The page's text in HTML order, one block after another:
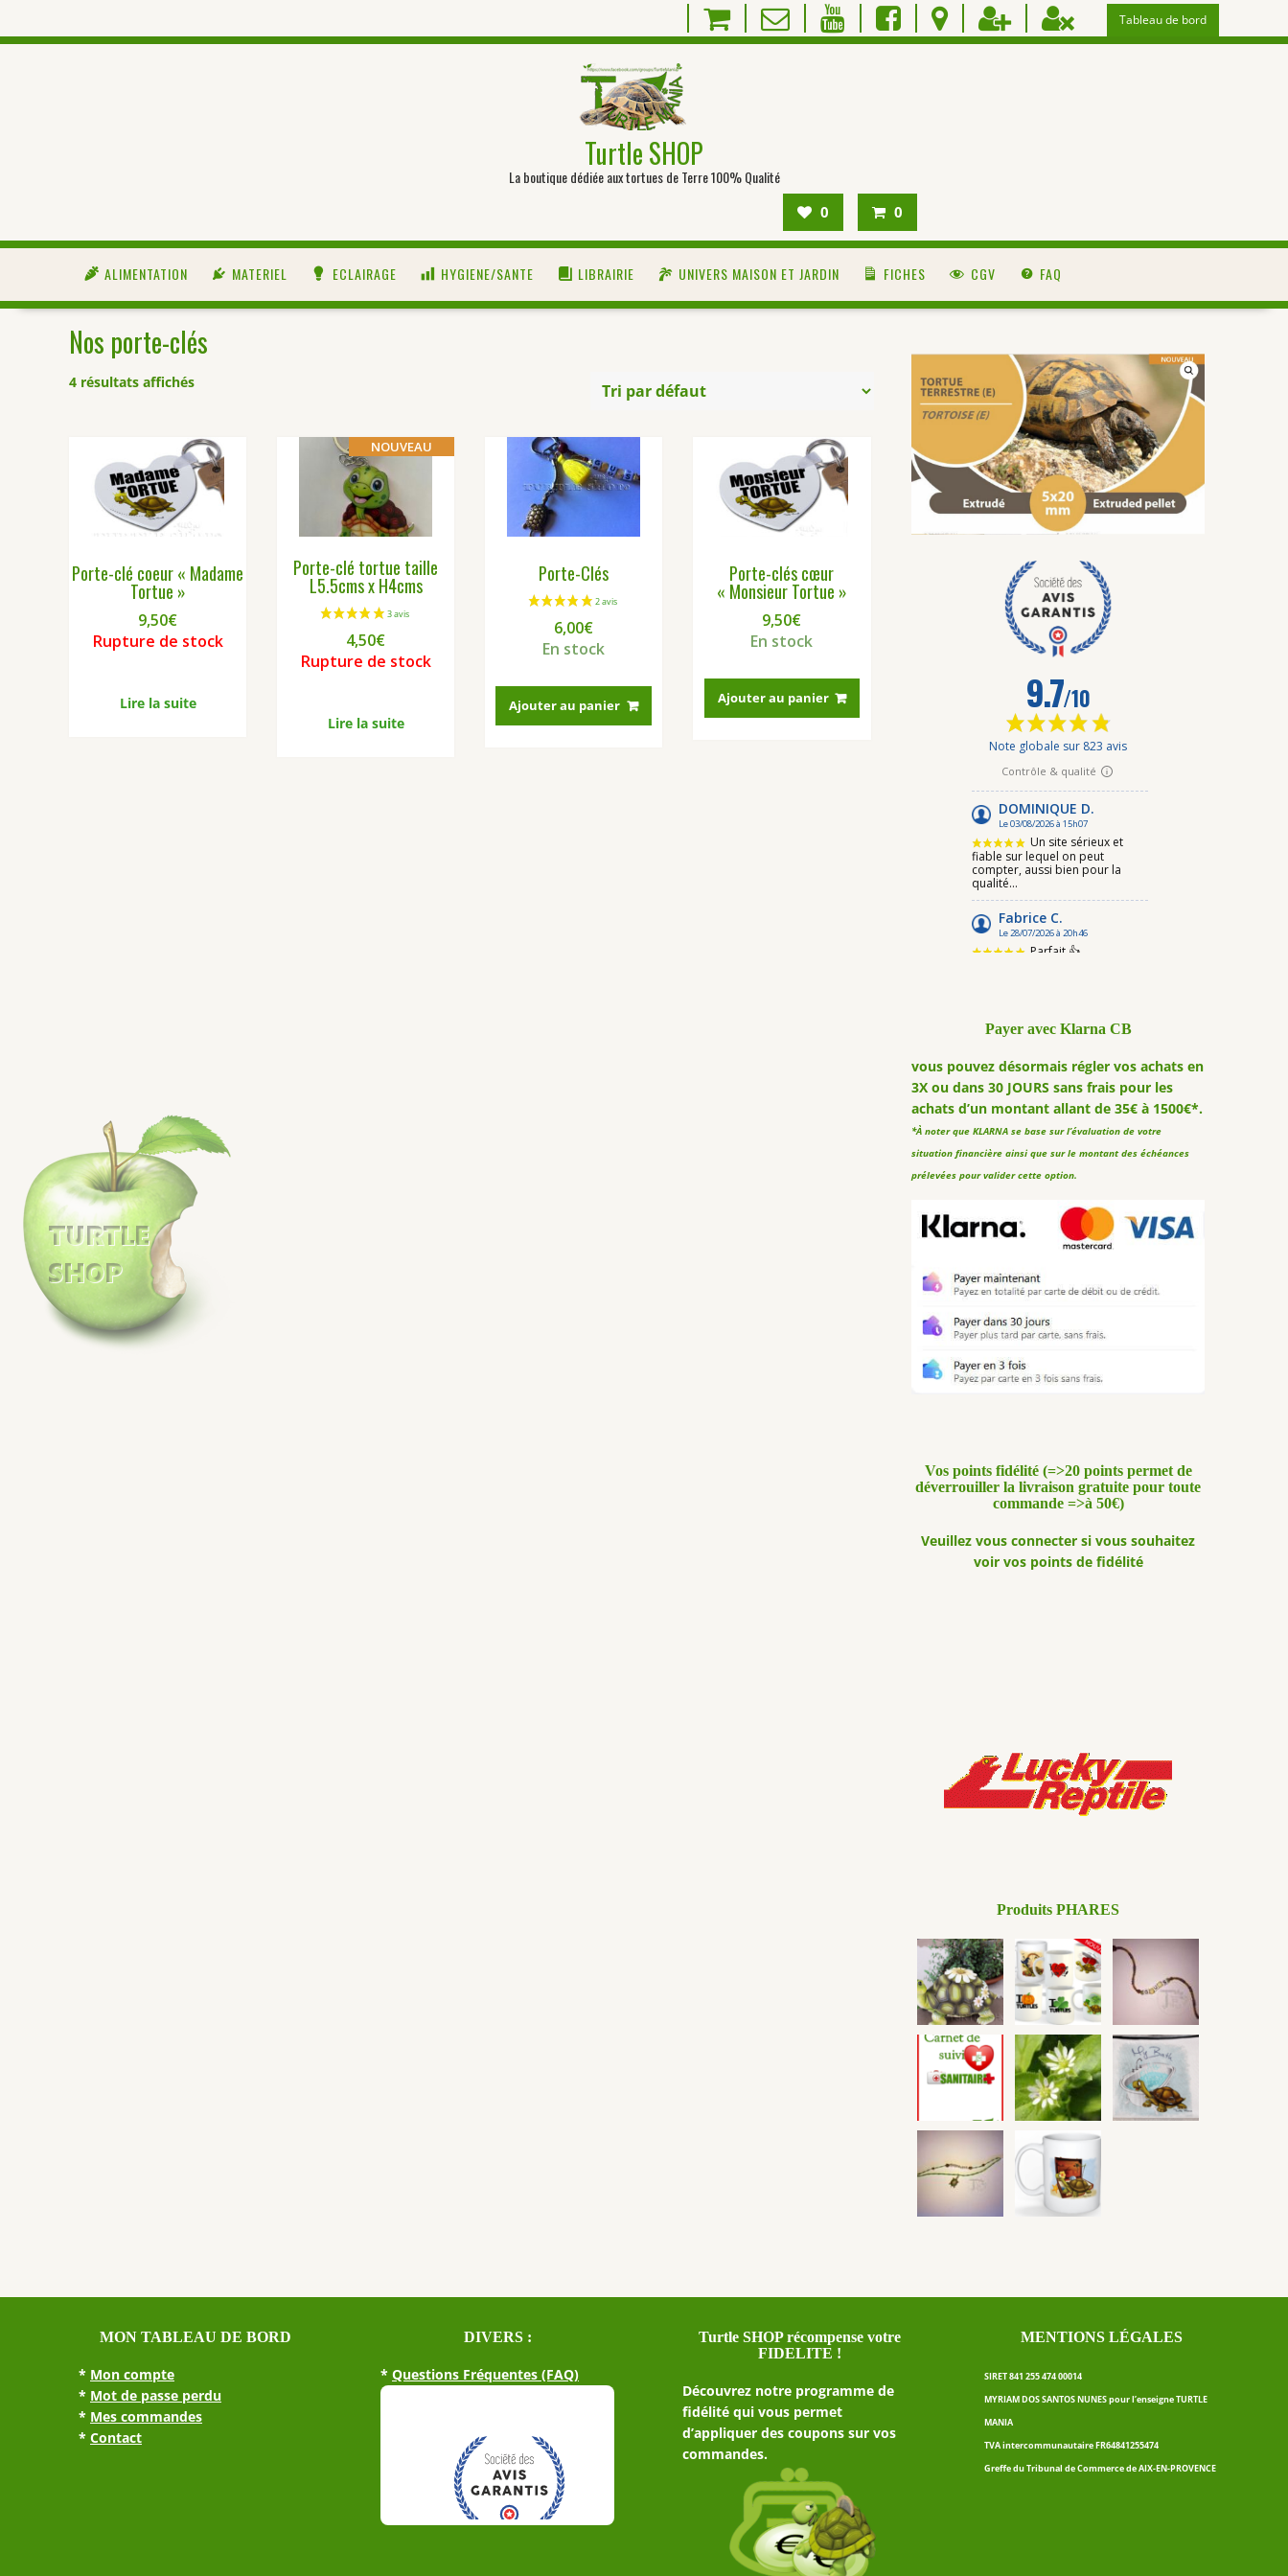
Tableau de bord
Turtle SHOP
La boutique dédiée aux tortues de Terre 100% Qualité
0 0
ALIMENTATION MATERIEL ECLAIRAGE HYGIENE/SANTE LIBRAIRIE UNIVERS MAISON ET JARDIN FICHES CGV FAQ
Nos porte-clés
4 résultats affichés
Porte-clé coeur « Madame
Tortue »
9,50€
Rupture de stock
Lire la suite
NOUVEAU
Porte-clé tortue taille
L5.5cms x H4cms
4,50€
Rupture de stock
Lire la suite
Porte-Clés
6,00€
En stock
Ajouter au panier
Porte-clés cœur
« Monsieur Tortue »
9,50€
En stock
Ajouter au panier
Payer avec Klarna CB
vous pouvez désormais régler vos achats en
3X ou dans 30 JOURS sans frais pour les
achats d’un montant allant de 35€ à 1500€*.
*À noter que KLARNA se base sur l’évaluation de votre
situation financière ainsi que sur le montant des échéances
prélevées pour valider cette option.
Vos points fidélité (=>20 points permet de
déverrouiller la livraison gratuite pour toute
commande =>à 50€)
Veuillez vous connecter si vous souhaitez
voir vos points de fidélité
Produits PHARES
MON TABLEAU DE BORD
* Mon compte
* Mot de passe perdu
* Mes commandes
* Contact
DIVERS :
* Questions Fréquentes (FAQ)
Turtle SHOP récompense votre
FIDELITE !
Découvrez notre programme de
fidélité qui vous permet
d’appliquer des coupons sur vos
commandes.
MENTIONS LÉGALES
SIRET 841 255 474 00014
MYRIAM DOS SANTOS NUNES pour l’enseigne TURTLE
MANIA
TVA intercommunautaire FR64841255474
Greffe du Tribunal de Commerce de AIX-EN-PROVENCE